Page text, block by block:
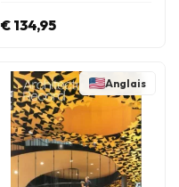
€ 134,95
Anglais